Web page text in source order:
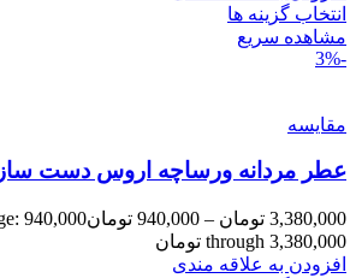
انتخاب گزینه ها
مشاهده سریع
-3%
مقایسه
عطر مردانه ورساچه اروس دست ساز
3,380,000 تومان –
940,000 تومان
through 3,380,000 تومان
افزودن به علاقه مندی